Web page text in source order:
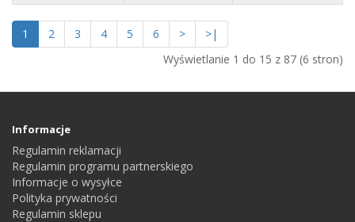
1 2 3 4 5 6 >
>|
Wyświetlanie 1 do 15 z 87 (6 stron)
Informacje
Regulamin reklamacji
Regulamin programu partnerskiego
Informacje o wysyłce
Polityka prywatności
Regulamin sklepu